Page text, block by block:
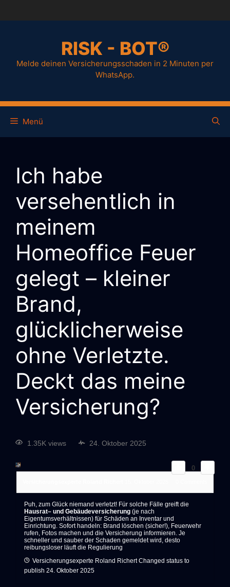
RISK - BOT®
Melde deinen Versicherungsschaden in 2 Minuten per
WhatsApp.
Menü
Ich habe
versehentlich in
meinem
Homeoffice Feuer
gelegt – kleiner
Brand,
glücklicherweise
ohne Verletzte.
Deckt das meine
Versicherung?
1.35K views 24. Oktober 2025
0
Puh, zum Glück niemand verletzt! Für solche Fälle greift die
Hausrat– und Gebäudeversicherung (je nach
Eigentumsverhältnissen) für Schäden an Inventar und
Einrichtung. Sofort handeln: Brand löschen (sicher!), Feuerwehr
rufen, Fotos machen und die Versicherung informieren. Je
schneller und sauber der Schaden gemeldet wird, desto
reibungsloser läuft die Regulierung
Versicherungsexperte Roland RichertChanged status to
publish 24. Oktober 2025